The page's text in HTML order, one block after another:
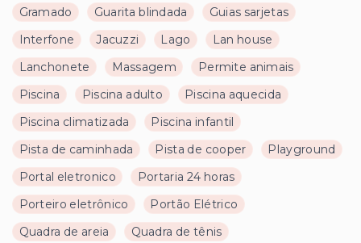
Gramado
Guarita blindada
Guias sarjetas
Interfone
Jacuzzi Lago
Lan house
Lanchonete
Massagem
Permite animais
Piscina
Piscina adulto
Piscina aquecida
Piscina climatizada
Piscina infantil
Pista de caminhada
Pista de cooper
Playground
Portal eletronico
Portaria 24 horas
Porteiro eletrônico
Portão Elétrico
Quadra de areia
Quadra de tênis